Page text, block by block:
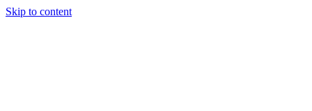
Skip to content